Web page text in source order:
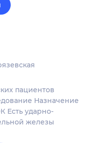
пациентов
Назначение
Есть ударно-
железы